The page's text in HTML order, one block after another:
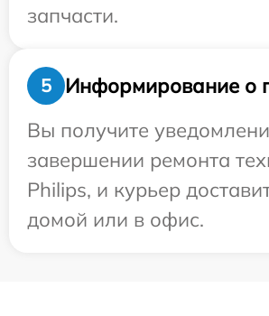
запчасти.
5
Информирование о
Вы получите
завершении ремонта
Philips, и курьер
домой или в офис.